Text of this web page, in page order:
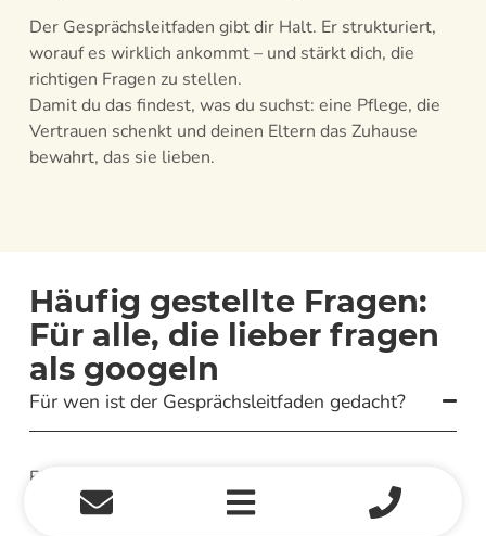
Der Gesprächsleitfaden gibt dir Halt. Er strukturiert,
worauf es wirklich ankommt – und stärkt dich, die
richtigen Fragen zu stellen.
Damit du das findest, was du suchst: eine Pflege, die
Vertrauen schenkt und deinen Eltern das Zuhause
bewahrt, das sie lieben.
Häufig gestellte Fragen:
Für alle, die lieber fragen
als googeln
Für wen ist der Gesprächsleitfaden gedacht?
Für alle, die sich auf das erste Gespräch mit einem
Pflegedienst vorbereiten möchten – insbesondere für